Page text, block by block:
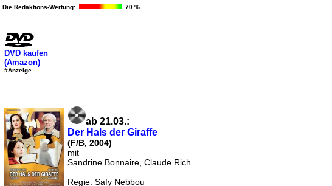
Die Redaktions-Wertung: 70 %
DVD kaufen
(Amazon)
#Anzeige
ab 21.03.:
Der Hals der Giraffe
(F/B, 2004)
mit
Sandrine Bonnaire, Claude Rich
Regie: Safy Nebbou